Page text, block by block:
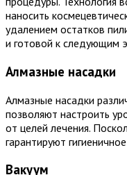
наносить
удалением остатков
и готовой к следующим
Алмазные насадки
Алмазные насадки
позволяют настроить
от целей лечения.
гарантируют гигиеничное
Вакуум